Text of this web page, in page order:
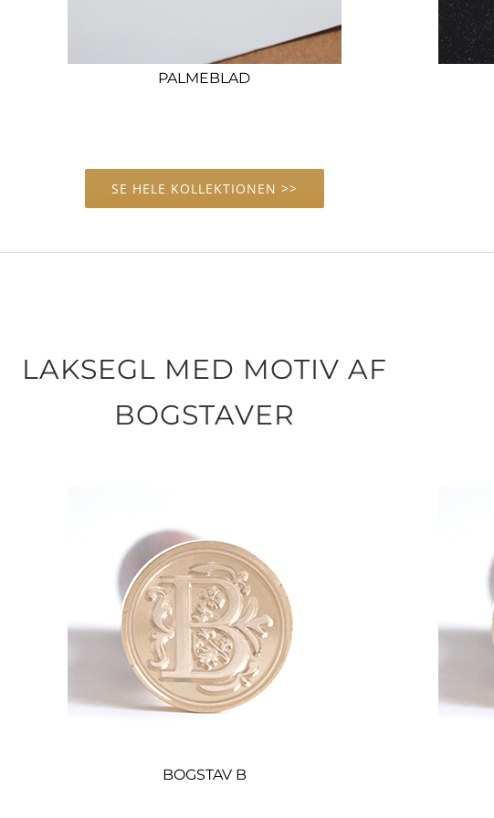
PALMEBLAD
SE HELE KOLLEKTIONEN >>
LAKSEGL MED MOTIV AF
BOGSTAVER
BOGSTAV B